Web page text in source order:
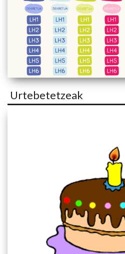
Urtebetetzeak